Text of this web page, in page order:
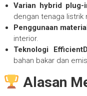
Varian hybrid plug-
dengan tenaga listrik
Penggunaan
interior.
Teknologi
bahan bakar dan
Alasan